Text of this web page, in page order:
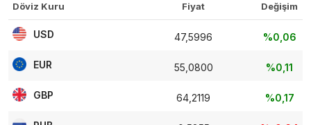
Döviz Kuru Fiyat Değişim
USD 47,5996 %0,06
EUR 55,0800 %0,11
GBP 64,2119 %0,17